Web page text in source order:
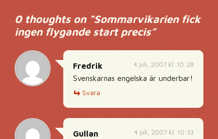
0 thoughts on “Sommarvikarien fick
ingen flygande start precis”
4 juli, 2007 kl. 10:28
Fredrik
Svenskarnas engelska är underbar!
Svara
4 juli, 2007 kl. 10:33
Gullan